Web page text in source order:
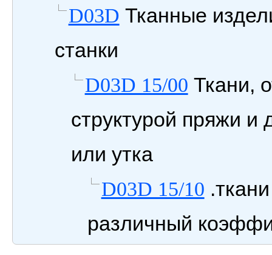
D03D Тканные
станки
D03D 15/00 Ткани,
структурой пряжи и
или утка
D03D 15/10
различный